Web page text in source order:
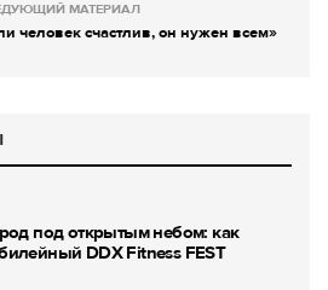
МАТЕРИАЛ
человек счастлив, он нужен всем»
под открытым небом: как
DDX Fitness FEST